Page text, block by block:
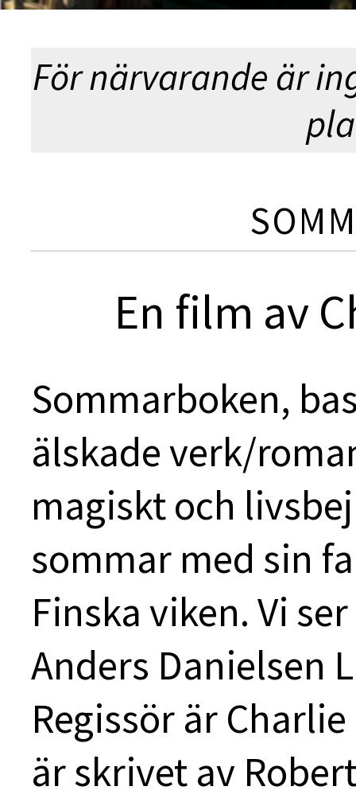
För närvarande är
En film av
Sommarboken,
älskade verk/
magiskt och
sommar med sin
Finska viken. Vi
Anders Danielsen
Regissör är
är skrivet av